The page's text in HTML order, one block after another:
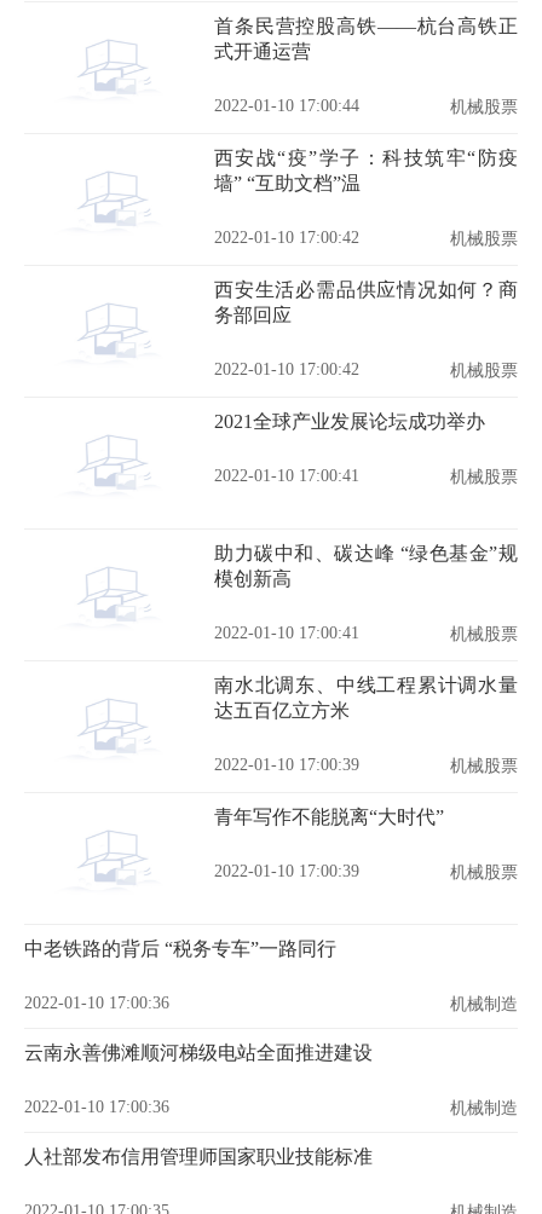
首条民营控股高铁——杭台高铁正
式开通运营
2022-01-10 17:00:44 机械股票
西安战“疫”学子：科技筑牢“防疫
墙” “互助文档”温
2022-01-10 17:00:42 机械股票
西安生活必需品供应情况如何？商
务部回应
2022-01-10 17:00:42 机械股票
2021全球产业发展论坛成功举办
2022-01-10 17:00:41 机械股票
助力碳中和、碳达峰 “绿色基金”规
模创新高
2022-01-10 17:00:41 机械股票
南水北调东、中线工程累计调水量
达五百亿立方米
2022-01-10 17:00:39 机械股票
青年写作不能脱离“大时代”
2022-01-10 17:00:39 机械股票
中老铁路的背后 “税务专车”一路同行
2022-01-10 17:00:36 机械制造
云南永善佛滩顺河梯级电站全面推进建设
2022-01-10 17:00:36 机械制造
人社部发布信用管理师国家职业技能标准